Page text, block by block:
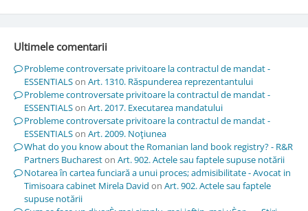
Ultimele comentarii
Probleme controversate privitoare la contractul de mandat -
ESSENTIALSon Art. 1310. Răspunderea reprezentantului
Probleme controversate privitoare la contractul de mandat -
ESSENTIALSon Art. 2017. Executarea mandatului
Probleme controversate privitoare la contractul de mandat -
ESSENTIALSon Art. 2009. Noţiunea
What do you know about the Romanian land book registry? - R&R
Partners Buchareston Art. 902. Actele sau faptele supuse notării
Notarea în cartea funciară a unui proces; admisibilitate - Avocat in
Timisoara cabinet Mirela David on Art. 902. Actele sau faptele
supuse notării